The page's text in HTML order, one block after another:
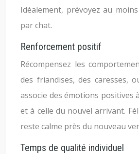
Idéalement, prévoyez au
par chat.
Renforcement positif
Récompensez les
des friandises, des caresses,
associe des émotions positives
et à celle du nouvel arrivant.
reste calme près du nouveau
Temps de qualité individuel